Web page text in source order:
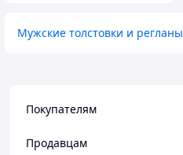
Мужские толстовки и регланы
Покупателям
Продавцам